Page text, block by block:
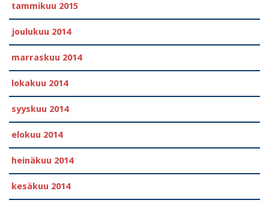
tammikuu 2015
joulukuu 2014
marraskuu 2014
lokakuu 2014
syyskuu 2014
elokuu 2014
heinäkuu 2014
kesäkuu 2014